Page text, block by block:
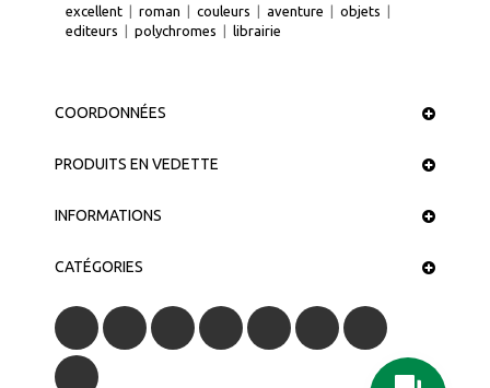
excellent | roman | couleurs | aventure | objets |
editeurs | polychromes | librairie
COORDONNÉES
PRODUITS EN VEDETTE
INFORMATIONS
CATÉGORIES